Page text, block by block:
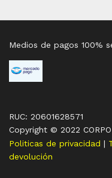
RUC: 20601628571
Copyright © 2022
Medios de pagos 100%
Politicas de privacidad |
devolución